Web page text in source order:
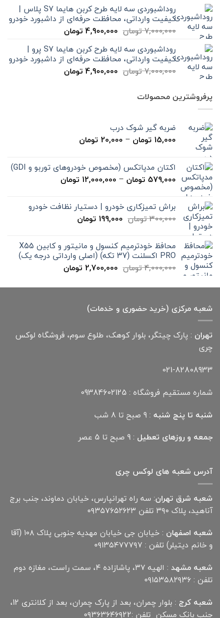
7,000,000 تومان
بود.
4,900,000 تومان
است.
روداشبوردی سه‌ لایه طرح کربن هایما S7 پلاس |
کیفیت وارداتی، محافظت حرفه‌ای از داشبورد خودرو
7,000,000تومان قیمت
7,000,000 تومان
بود.
4,900,000 تومانقیمت
4,900,000 تومان
است.
روداشبوردی سه‌ لایه طرح کربن هایما S7 پرو |
کیفیت وارداتی، محافظت حرفه‌ای از داشبورد خودرو
7,000,000تومان قیمت
4,900,000 تومانقیمت
پرفروشترین محصولات
ضربه گیر شوک درب
15,000 تومان –
20,000 تومان
تا
20,000 تومان
اکتان مدپاتکس (مخصوص خودروهای توربو و GDI)
579,000 تومان –
12,000,000 تومان
تا
براش تمیزکاری خودرو | دستیار نظافت خودرو
300,000تومان قیمت
بود.
199,000 تومانقیمت
است. محافظ خودترمیم کنسول و مانیتور و کابین X55
PRO اکسلنت (37 تکه) (اصلی وارداتی درجه یک)
4,000,000تومان قیمت
4,000,000 تومان
2,700,000 تومانقیمت
2,700,000 تومان
شعبه مرکزی (خرید حضوری و خدمات)
تهران : پارک چیتگر، بلوار کوهک، طلوع سوم، فروشگاه لوکس
چری
021-82808933
شماره مستقیم فروشگاه : 09384602125
شنبه تا پنج شنبه : 9 صبح تا 8 شب
جمعه و روزهای تعطیل : 9 صبح تا 5 عصر
آدرس شعبه های لوکس چری
شعبه شرق تهران: سه راه تهرانپارس، خیابان دماوند، جنب برج
آناهید، پلاک ۳۹۰ تلفن ۰۹۳۵۷۶۵۲۶۲۳
شعبه اصفهان
: خیابان جی خیابان مهدیه جنوبی پلاک ۱۰۸ (آقا
و خانم دیتیلر) تلفن : ۰۹۱۳۵۴۷۷۷۹۷
شعبه مشهد
: الهیه ۳۷، پاشازاده ۴، سمت راست، مغازه دوم
تلفن : ۰۹۱۵۳۵۸۲۹۳۶
شعبه کرج
: بلوار چمران، بعد از پارک چمران، بعد از کلانتری 12،
جنب بانک مسکن تلفن :۰۹۳۶۳۶۴۶۹22